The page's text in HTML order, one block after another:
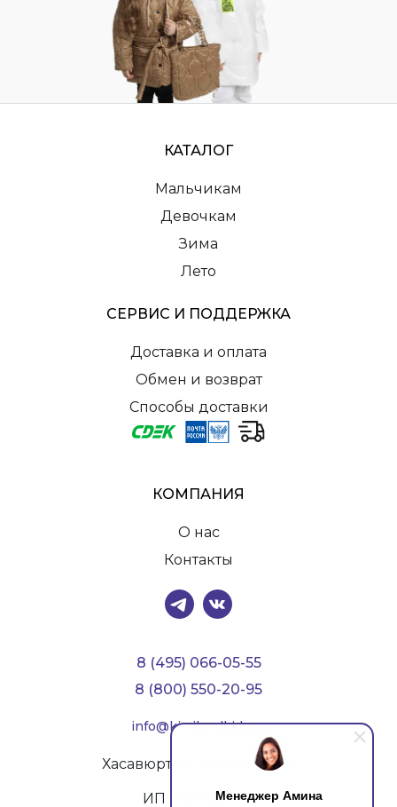
Менеджер Амина
КАТАЛОГ
Мальчикам
Девочкам
Зима
Лето
СЕРВИС И ПОДДЕРЖКА
Доставка и оплата
Обмен и возврат
Способы доставки
КОМПАНИЯ
О нас
Контакты
8 (495) 066-05-55
8 (800) 550-20-95
info@kiwilandkids.ru
Хасавюрт ул. Гамидова, 54
ИП Мутиев И.У.